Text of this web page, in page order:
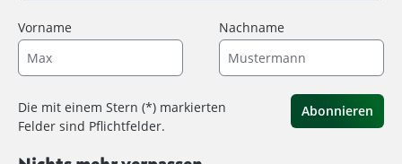
Vorname Nachname
Die mit einem Stern (*) markierten
Felder sind Pflichtfelder.
Abonnieren